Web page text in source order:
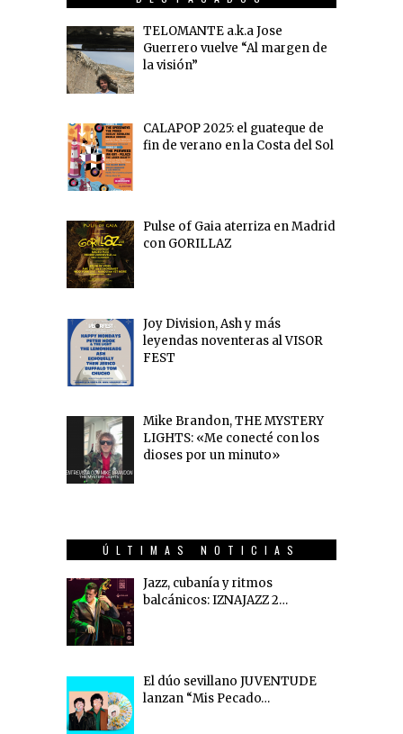
TELOMANTE a.k.a Jose
Guerrero vuelve “Al margen de
la visión”
CALAPOP 2025: el guateque de
fin de verano en la Costa del Sol
Pulse of Gaia aterriza en Madrid
con GORILLAZ
Joy Division, Ash y más
leyendas noventeras al VISOR
FEST
Mike Brandon, THE MYSTERY
LIGHTS: «Me conecté con los
dioses por un minuto»
ÚLTIMAS NOTICIAS
Jazz, cubanía y ritmos
balcánicos: IZNAJAZZ 2…
El dúo sevillano JUVENTUDE
lanzan “Mis Pecado…